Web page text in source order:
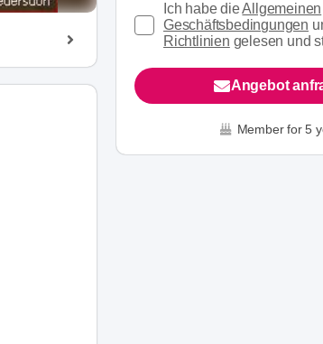
Ich habe dieAllgemeinen
Geschäftsbedingungen
Richtlinien gelesen und
Angebot
Member for 5